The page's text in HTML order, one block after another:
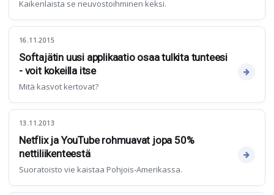
Kaikenlaista se neuvostoihminen keksi.
16.11.2015
Softajätin uusi applikaatio osaa tulkita tunteesi
- voit kokeilla itse
Mitä kasvot kertovat?
13.11.2013
Netflix ja YouTube rohmuavat jopa 50%
nettiliikenteestä
Suoratoisto vie kaistaa Pohjois-Amerikassa.